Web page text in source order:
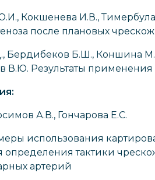
Кокшенева И.В.,
после плановых
Бердибеков Б.Ш., Коншина
В.Ю. Результаты
А.В., Гончарова Е.С.
использования
определения тактики
артерий